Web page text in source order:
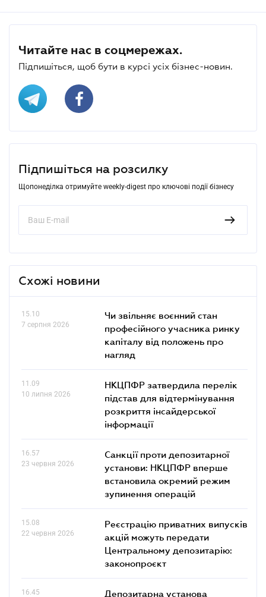
Читайте нас в соцмережах.
Підпишіться, щоб бути в курсі усіх бізнес-новин.
Підпишіться на розсилку
Щопонеділка отримуйте weekly-digest про ключові події бізнесу
Схожі новини
15.10
7 серпня 2026
Чи звільняє воєнний стан
професійного учасника ринку
капіталу від положень про
нагляд
11.09
10 липня 2026
НКЦПФР затвердила перелік
підстав для відтермінування
розкриття інсайдерської
інформації
16.57
23 червня 2026
Санкції проти депозитарної
установи: НКЦПФР вперше
встановила окремий режим
зупинення операцій
15.08
22 червня 2026
Реєстрацію приватних випусків
акцій можуть передати
Центральному депозитарію:
законопроєкт
16.45
Депозитарна установа